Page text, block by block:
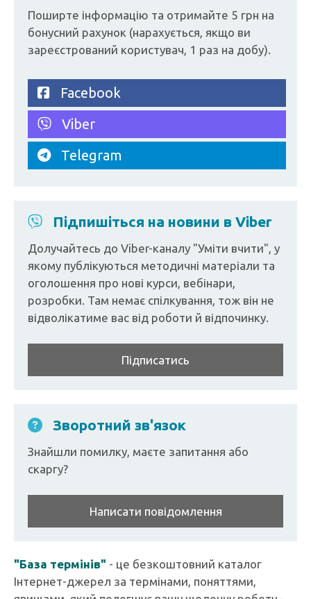
Поширте інформацію та отримайте 5 грн на
бонусний рахунок (нарахується, якщо ви
зареєстрований користувач, 1 раз на добу).
Facebook
Viber
Telegram
Підпишіться на новини в Viber
Долучайтесь до Viber-каналу "Уміти вчити", у
якому публікуються методичні матеріали та
оголошення про нові курси, вебінари,
розробки. Там немає спілкування, тож він не
відволікатиме вас від роботи й відпочинку.
Підписатись
Зворотний зв'язок
Знайшли помилку, маєте запитання або
скаргу?
Написати повідомлення
"База термінів" - це безкоштовний каталог
Інтернет-джерел за термінами, поняттями,